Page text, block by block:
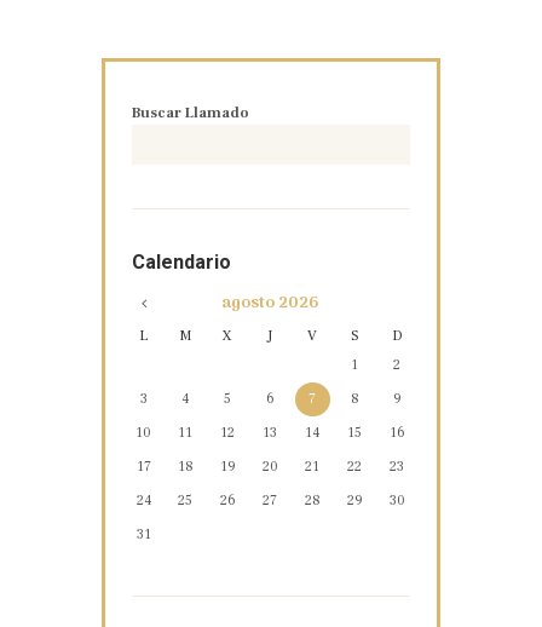
Buscar Llamado
Calendario
agosto2026
L M X J V S
D
1
2
3
4 5 6 7 8
9
10
11 12 13 14 15
16
17
18 19 20 21 22
23
24
25 26 27 28 29
30
31